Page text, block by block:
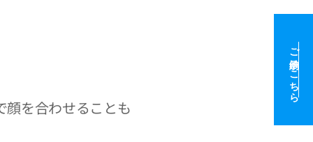
ご予約はこちら
顔を合わせることも